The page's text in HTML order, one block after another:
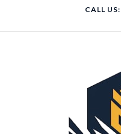
content
CALL US: